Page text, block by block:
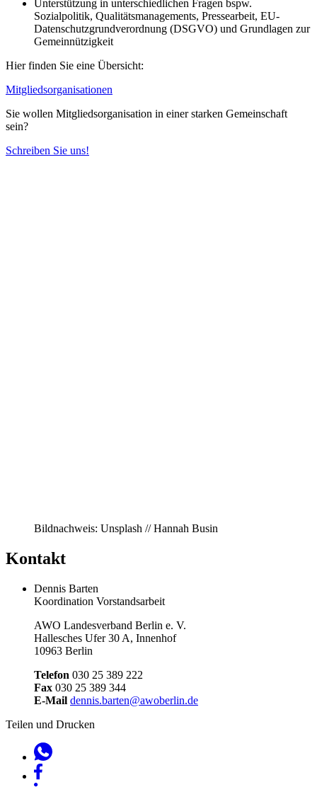
Unterstützung in unterschiedlichen Fragen bspw.
Sozialpolitik, Qualitätsmanagements, Pressearbeit, EU-
Datenschutzgrundverordnung (DSGVO) und Grundlagen zur
Gemeinnützigkeit
Hier finden Sie eine Übersicht:
Mitgliedsorganisationen
Sie wollen Mitgliedsorganisation in einer starken Gemeinschaft
sein?
Schreiben Sie uns!
Bildnachweis: Unsplash // Hannah Busin
Kontakt
Dennis Barten
Koordination Vorstandsarbeit
AWO Landesverband Berlin e. V.
Hallesches Ufer 30 A, Innenhof
10963 Berlin
Telefon 030 25 389 222
Fax 030 25 389 344
E-Mail dennis.barten@awoberlin.de
Teilen und Drucken